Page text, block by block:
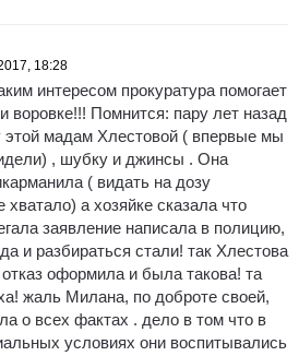
18:28
интересом прокуратура помогает
воровке!!! Помнится: пару лет назад
этой мадам Хлестовой ( впервые мы
, шубку и джинсы . Она
( видать на дозу
а хозяйке сказала что
заявление написала в полицию,
и разбираться стали! так Хлестова
оформила и была такова! та
жаль Милана, по доброте своей,
о всех фактах . дело в том что в
условиях они воспитывались